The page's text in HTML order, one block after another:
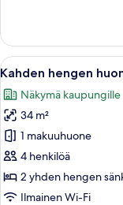
(King,
28.4
sqm)
Avaa
kaikki
huonetyypin
Kahden
hengen
huone
(kaksi
sänkyä),
14
Kahden hengen
Näkymä kaupungille
34 m²
1 makuuhuone
4 henkilöä
2 yhden hengen
Ilmainen Wi-Fi